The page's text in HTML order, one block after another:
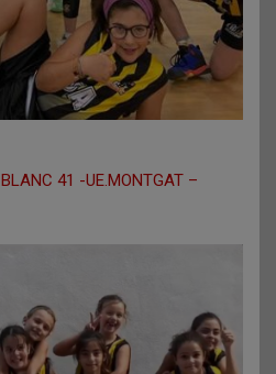
41 -UE.MONTGAT –